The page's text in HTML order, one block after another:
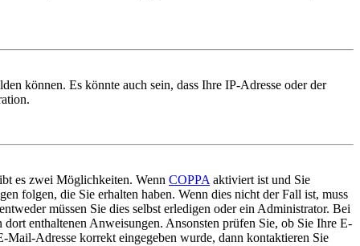
können. Es könnte auch sein, dass Ihre IP-Adresse oder der
es zwei Möglichkeiten. Wenn COPPA aktiviert ist und Sie
folgen, die Sie erhalten haben. Wenn dies nicht der Fall ist, muss
müssen Sie dies selbst erledigen oder ein Administrator. Bei
enthaltenen Anweisungen. Ansonsten prüfen Sie, ob Sie Ihre E-
Adresse korrekt eingegeben wurde, dann kontaktieren Sie